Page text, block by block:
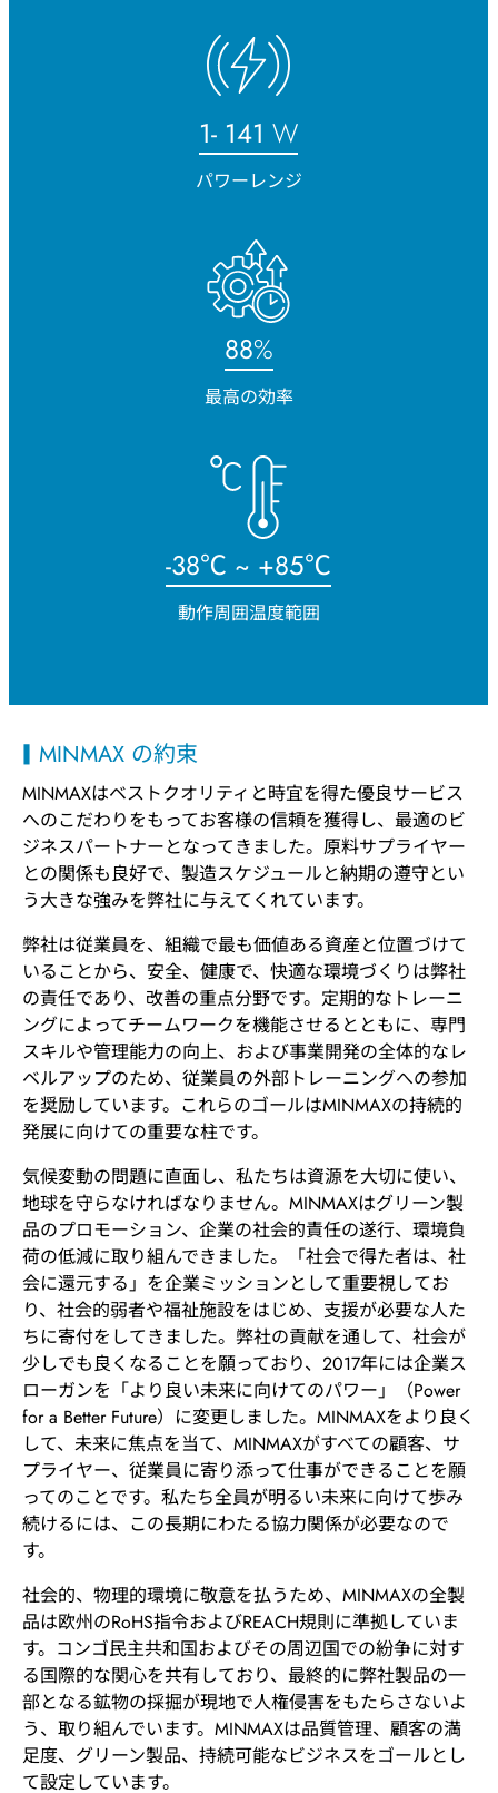
1- 150 W
パワーレンジ
93%
最高の効率
-40℃ ~ +90℃
動作周囲温度範囲
MINMAX の約束
MINMAXはベストクオリティと時宜を得た優良サービス
へのこだわりをもってお客様の信頼を獲得し、最適のビ
ジネスパートナーとなってきました。原料サプライヤー
との関係も良好で、製造スケジュールと納期の遵守とい
う大きな強みを弊社に与えてくれています。
弊社は従業員を、組織で最も価値ある資産と位置づけて
いることから、安全、健康で、快適な環境づくりは弊社
の責任であり、改善の重点分野です。定期的なトレーニ
ングによってチームワークを機能させるとともに、専門
スキルや管理能力の向上、および事業開発の全体的なレ
ベルアップのため、従業員の外部トレーニングへの参加
を奨励しています。これらのゴールはMINMAXの持続的
発展に向けての重要な柱です。
気候変動の問題に直面し、私たちは資源を大切に使い、
地球を守らなければなりません。MINMAXはグリーン製
品のプロモーション、企業の社会的責任の遂行、環境負
荷の低減に取り組んできました。「社会で得た者は、社
会に還元する」を企業ミッションとして重要視してお
り、社会的弱者や福祉施設をはじめ、支援が必要な人た
ちに寄付をしてきました。弊社の貢献を通して、社会が
少しでも良くなることを願っており、2017年には企業ス
ローガンを「より良い未来に向けてのパワー」（Power
for a Better Future）に変更しました。MINMAXをより良く
して、未来に焦点を当て、MINMAXがすべての顧客、サ
プライヤー、従業員に寄り添って仕事ができることを願
ってのことです。私たち全員が明るい未来に向けて歩み
続けるには、この長期にわたる協力関係が必要なので
す。
社会的、物理的環境に敬意を払うため、MINMAXの全製
品は欧州のRoHS指令およびREACH規則に準拠していま
す。コンゴ民主共和国およびその周辺国での紛争に対す
る国際的な関心を共有しており、最終的に弊社製品の一
部となる鉱物の採掘が現地で人権侵害をもたらさないよ
う、取り組んでいます。MINMAXは品質管理、顧客の満
足度、グリーン製品、持続可能なビジネスをゴールとし
て設定しています。